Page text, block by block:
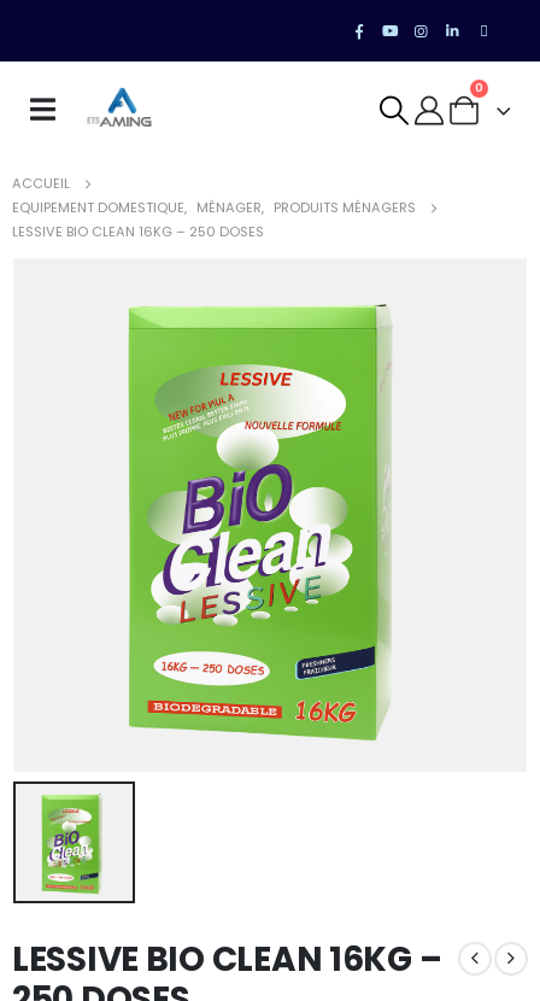
0
ACCUEIL
EQUIPEMENT DOMESTIQUE, MÉNAGER, PRODUITS MÉNAGERS
LESSIVE BIO CLEAN 16KG – 250 DOSES
LESSIVE BIO CLEAN 16KG –